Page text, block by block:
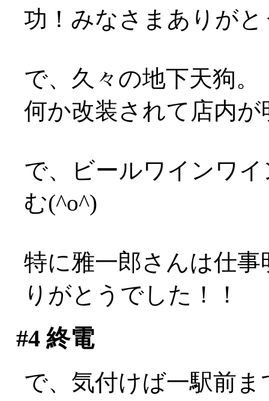
功！みなさまありが
で、久々の地下天狗。
何か改装されて店内
で、ビールワインワ
む(^o^)
特に雅一郎さんは仕
りがとうでした！！
#4終電
で、気付けば一駅前